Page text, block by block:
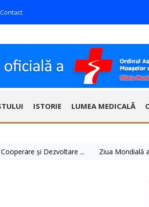
Contact
ISTORIE LUMEA MEDICALĂ
și Dezvoltare ... Ziua Mondială a